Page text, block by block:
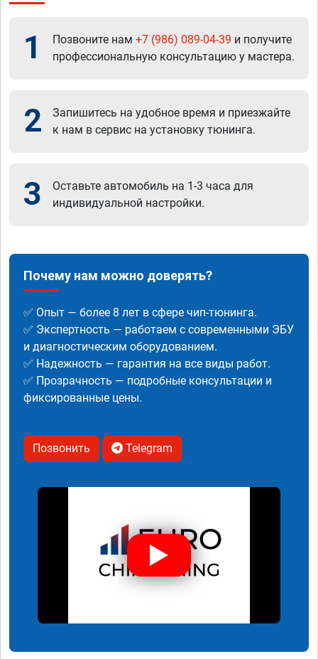
1 Позвоните нам +7 (986) 089-04-39 и получите
профессиональную консультацию у мастера.
2
Запишитесь на удобное время и приезжайте
к нам в сервис на установку тюнинга.
3
Оставьте автомобиль на 1-3 часа для
индивидуальной настройки.
Почему нам можно доверять?
✅ Опыт — более 8 лет в сфере чип-тюнинга.
✅ Экспертность — работаем с современными ЭБУ
и диагностическим оборудованием.
✅ Надежность — гарантия на все виды работ.
✅ Прозрачность — подробные консультации и
фиксированные цены.
Позвонить Telegram